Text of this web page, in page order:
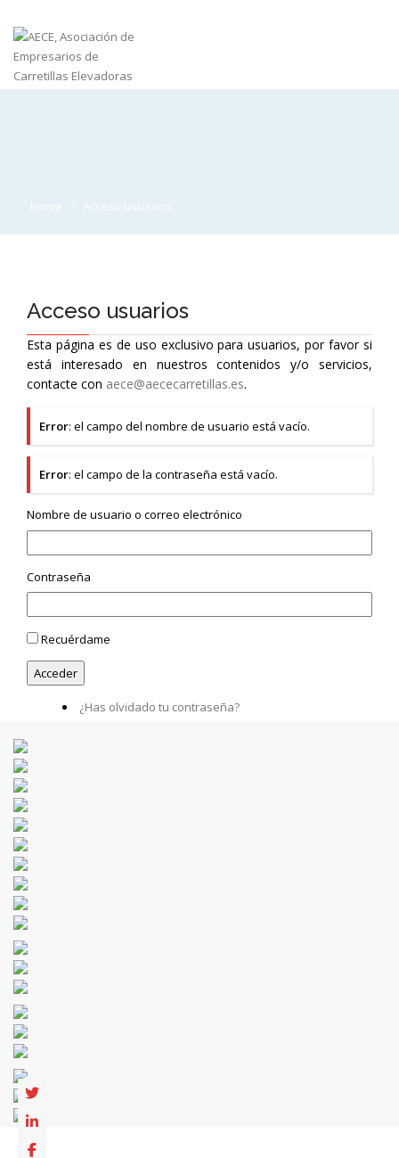
Home Acceso usuarios
Acceso usuarios
Esta página es de uso exclusivo para usuarios, por favor si
está interesado en nuestros contenidos y/o servicios,
contacte con aece@aececarretillas.es.
Error: el campo del nombre de usuario está vacío.
Error: el campo de la contraseña está vacío.
Nombre de usuario o correo electrónico
Contraseña
Recuérdame
¿Has olvidado tu contraseña?